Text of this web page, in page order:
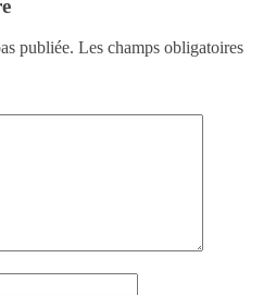
publiée. Les champs obligatoires